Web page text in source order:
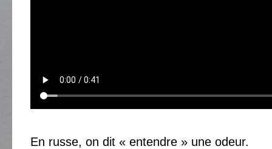
En russe, on dit « entendre » une odeur.